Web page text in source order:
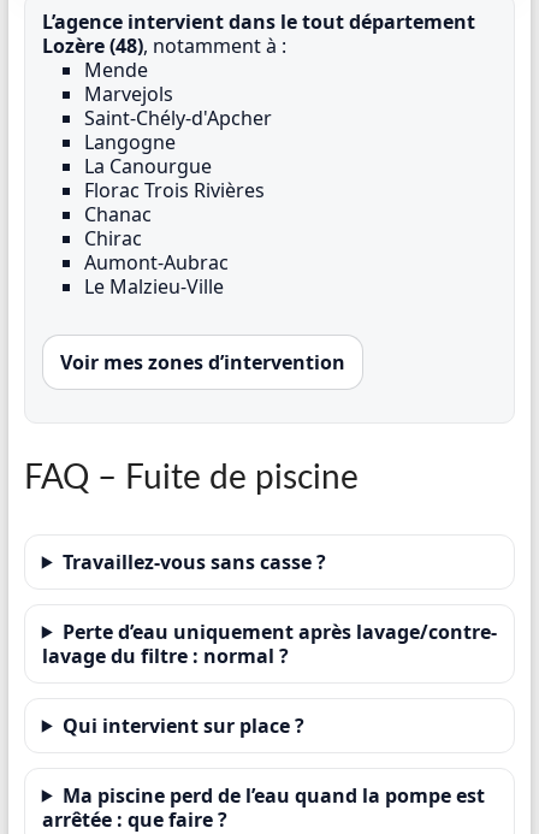
L’agence intervient dans le tout département
Lozère (48), notamment à :
Mende
Marvejols
Saint-Chély-d'Apcher
Langogne
La Canourgue
Florac Trois Rivières
Chanac
Chirac
Aumont-Aubrac
Le Malzieu-Ville
Voir mes zones d’intervention
FAQ – Fuite de piscine
Travaillez-vous sans casse ?
Perte d’eau uniquement après lavage/contre-
lavage du filtre : normal ?
Qui intervient sur place ?
Ma piscine perd de l’eau quand la pompe est
arrêtée : que faire ?